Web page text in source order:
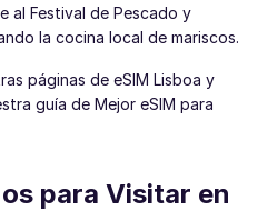
al Festival de Pescado y
la cocina local de mariscos.
páginas de eSIM Lisboa y
guía de Mejor eSIM para
para Visitar en